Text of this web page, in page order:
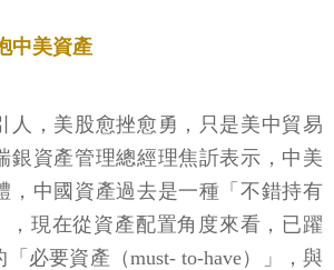
中美資產
人，美股愈挫愈勇，只是美中貿易
銀資產管理總經理焦訢表示，中美
，中國資產過去是一種「不錯持有
，現在從資產配置角度來看，已躍
必要資產（must- to-have）」，與